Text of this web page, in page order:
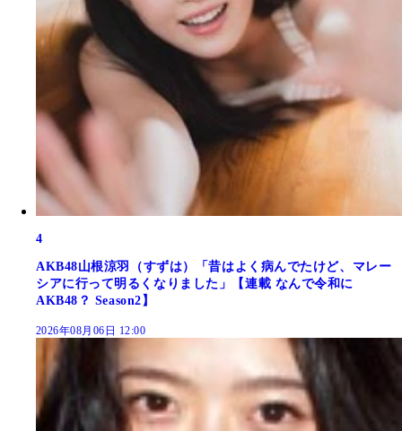
4
AKB48山根涼羽（すずは）「昔はよく病んでたけど、マレー
シアに行って明るくなりました」【連載 なんで令和に
AKB48？ Season2】
2026年08月06日 12:00